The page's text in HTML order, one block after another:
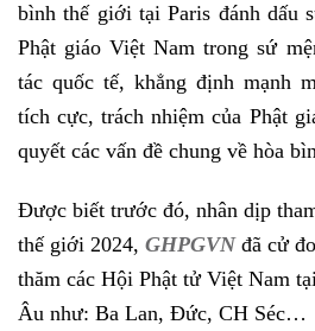
bình thế giới tại Paris đánh dấu
Phật giáo Việt Nam trong sứ
tác quốc tế, khẳng định mạnh
tích cực, trách nhiệm của Phật
quyết các vấn đề chung về hòa
Được biết trước đó, nhân dịp
thế giới 2024, GHPGVNđã cử
thăm các Hội Phật tử Việt Nam
Âu như: Ba Lan, Đức, CH Séc…